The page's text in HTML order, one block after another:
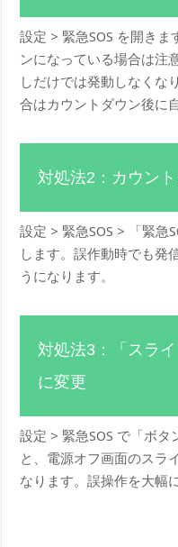
設定 > 緊急SOS を開き
ンになっている場合は注
しだけでは発動しなくな
合はカウントダウン後に
対処法2：カウン
設定 > 緊急SOS > 「緊急
します。誤作動時でも発
うになります。
対処法3：「スラ
に変更
設定 > 緊急SOS で「ボ
と、電源オフ画面のスラ
なります。誤操作を大幅